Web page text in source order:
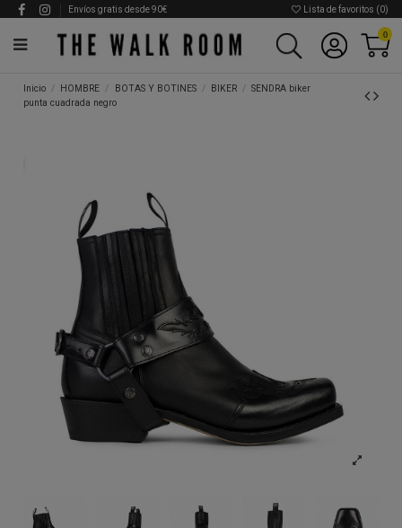
Envíos gratis desde 90€ Lista de favoritos (0)
0
Inicio HOMBRE BOTAS Y BOTINES BIKER
SENDRA biker
punta cuadrada negro